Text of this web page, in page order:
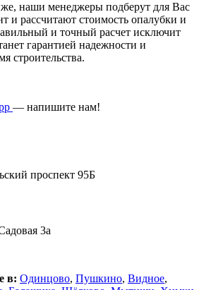
наши менеджеры подберут для Вас
и рассчитают стоимость опалубки и
и точный расчет исключит
гарантией надежности и
строительства.
— напишите нам!
проспект 95Б
3а
в: Одинцово, Пушкино, Видное,